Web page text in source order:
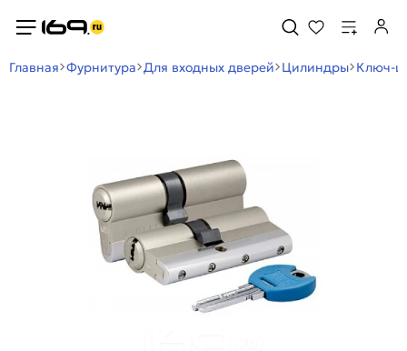
Главная Фурнитура Для входных дверей Цилиндры Ключ-